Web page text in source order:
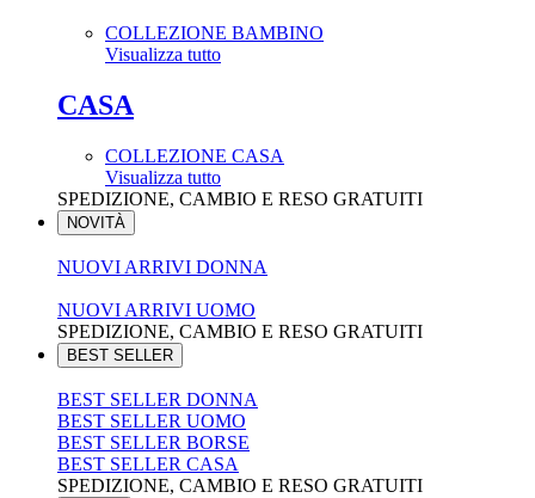
COLLEZIONE BAMBINO
Visualizza tutto
CASA
COLLEZIONE CASA
Visualizza tutto
SPEDIZIONE, CAMBIO E RESO GRATUITI
NOVITÀ
NUOVI ARRIVI DONNA
NUOVI ARRIVI UOMO
SPEDIZIONE, CAMBIO E RESO GRATUITI
BEST SELLER
BEST SELLER DONNA
BEST SELLER UOMO
BEST SELLER BORSE
BEST SELLER CASA
SPEDIZIONE, CAMBIO E RESO GRATUITI